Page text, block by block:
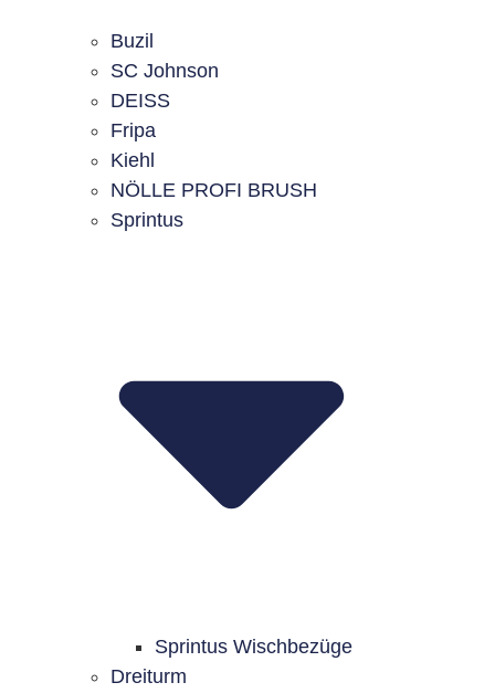
Buzil
SC Johnson
DEISS
Fripa
Kiehl
NÖLLE PROFI BRUSH
Sprintus
Sprintus Wischbezüge
Dreiturm